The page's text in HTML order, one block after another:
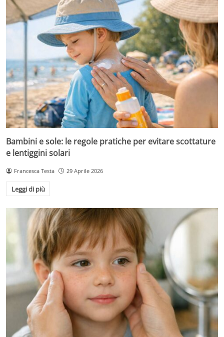
Bambini e sole: le regole pratiche per evitare scottature
e lentiggini solari
Francesca Testa 29 Aprile 2026
Leggi di più